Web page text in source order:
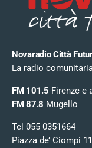
Novaradio Città
La radio
FM 101.5 Firenze e
FM 87.8 Mugello
Tel 055 0351664
Piazza de’ Ciompi 11